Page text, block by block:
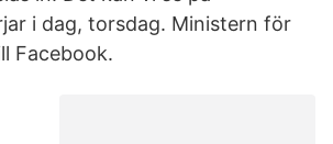
i dag, torsdag. Ministern för
Facebook.